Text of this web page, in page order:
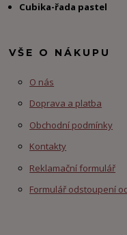
Cubika-řada pastel
VŠE O NÁKUPU
O nás
Doprava a platba
Obchodní podmínky
Kontakty
Reklamační formulář
Formulář odstoupení